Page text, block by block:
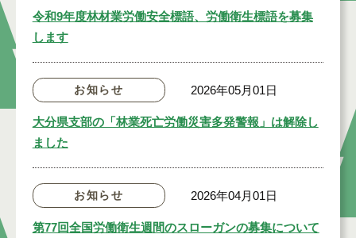
令和9年度林材業労働安全標語、労働衛生標語を募集
します
お知らせ 2026年05月01日
大分県支部の「林業死亡労働災害多発警報」は解除し
ました
お知らせ 2026年04月01日
第77回全国労働衛生週間のスローガンの募集について